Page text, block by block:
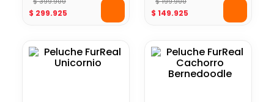
$ 299.925 $ 149.925